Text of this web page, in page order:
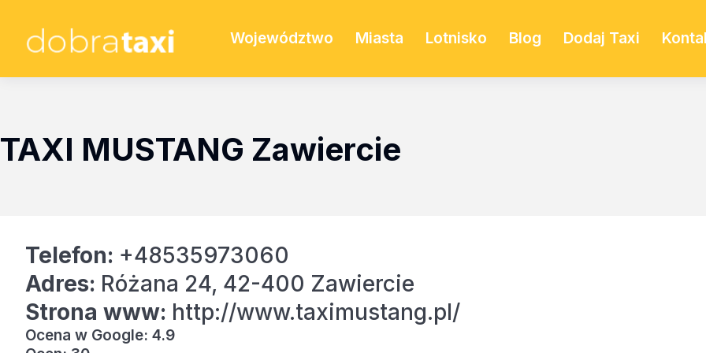
Województwo Miasta Lotnisko Blog Dodaj Taxi
TAXI MUSTANG Zawiercie
Telefon: +48535973060
Adres: Różana 24, 42-400 Zawiercie
Strona www: http://www.taximustang.pl/
Ocena w Google: 4.9